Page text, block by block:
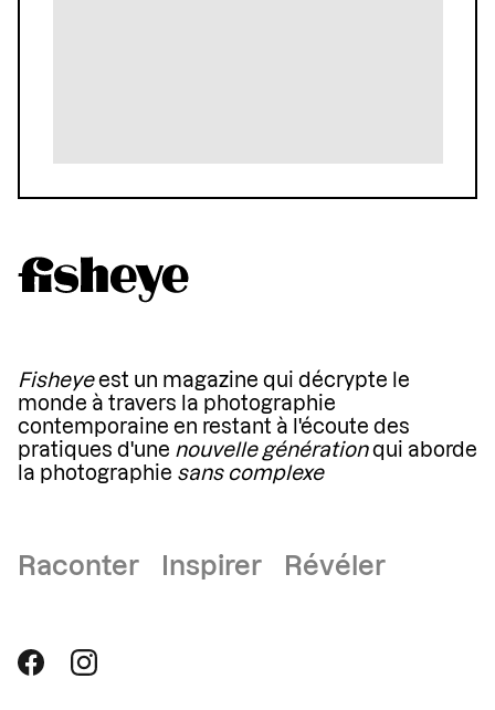
Fisheyeest un magazine qui décrypte le
monde à travers la photographie
contemporaine en restant à l'écoute des
pratiques d'une nouvelle générationqui aborde
la photographie sans complexe
Raconter Inspirer Révéler